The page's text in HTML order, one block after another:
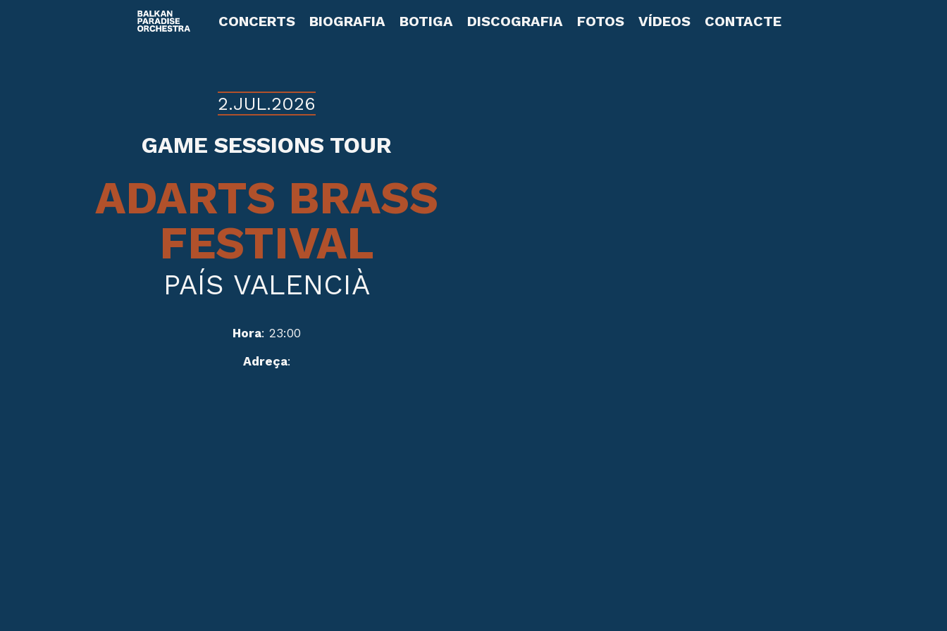
CONCERTS BIOGRAFIA BOTIGA DISCOGRAFIA FOTOS VÍDEOS CONTACTE
2.JUL.2026
GAME SESSIONS TOUR
ADARTS BRASS
FESTIVAL
PAÍS VALENCIÀ
Hora: 23:00
Adreça: